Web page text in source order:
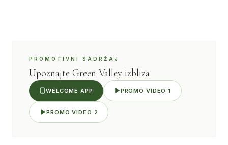
PROMOTIVNI SADRŽAJ
Upoznajte Green Valley izbliza
WELCOME APP PROMO VIDEO 1
PROMO VIDEO 2